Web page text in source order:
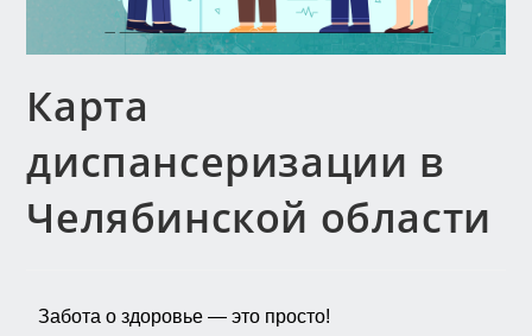
Карта
диспансеризации в
Челябинской области
Забота о здоровье — это просто!